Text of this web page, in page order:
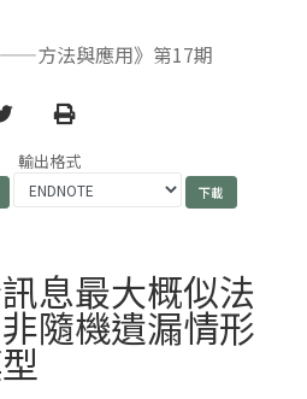
方法與應用》第17期
Print
輸出格式
息最大概似法
隨機遺漏情形